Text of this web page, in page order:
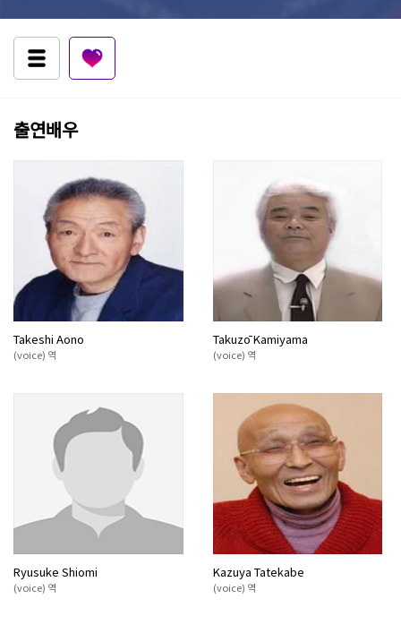
출연배우
Takeshi Aono
(voice) 역
Takuzō Kamiyama
(voice) 역
Ryusuke Shiomi
(voice) 역
Kazuya Tatekabe
(voice) 역